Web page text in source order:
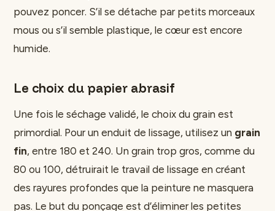
pouvez poncer. S’il se détache par petits morceaux
mous ou s’il semble plastique, le cœur est encore
humide.
Le choix du papier abrasif
Une fois le séchage validé, le choix du grain est
primordial. Pour un enduit de lissage, utilisez un grain
fin, entre 180 et 240. Un grain trop gros, comme du
80 ou 100, détruirait le travail de lissage en créant
des rayures profondes que la peinture ne masquera
pas. Le but du ponçage est d’éliminer les petites